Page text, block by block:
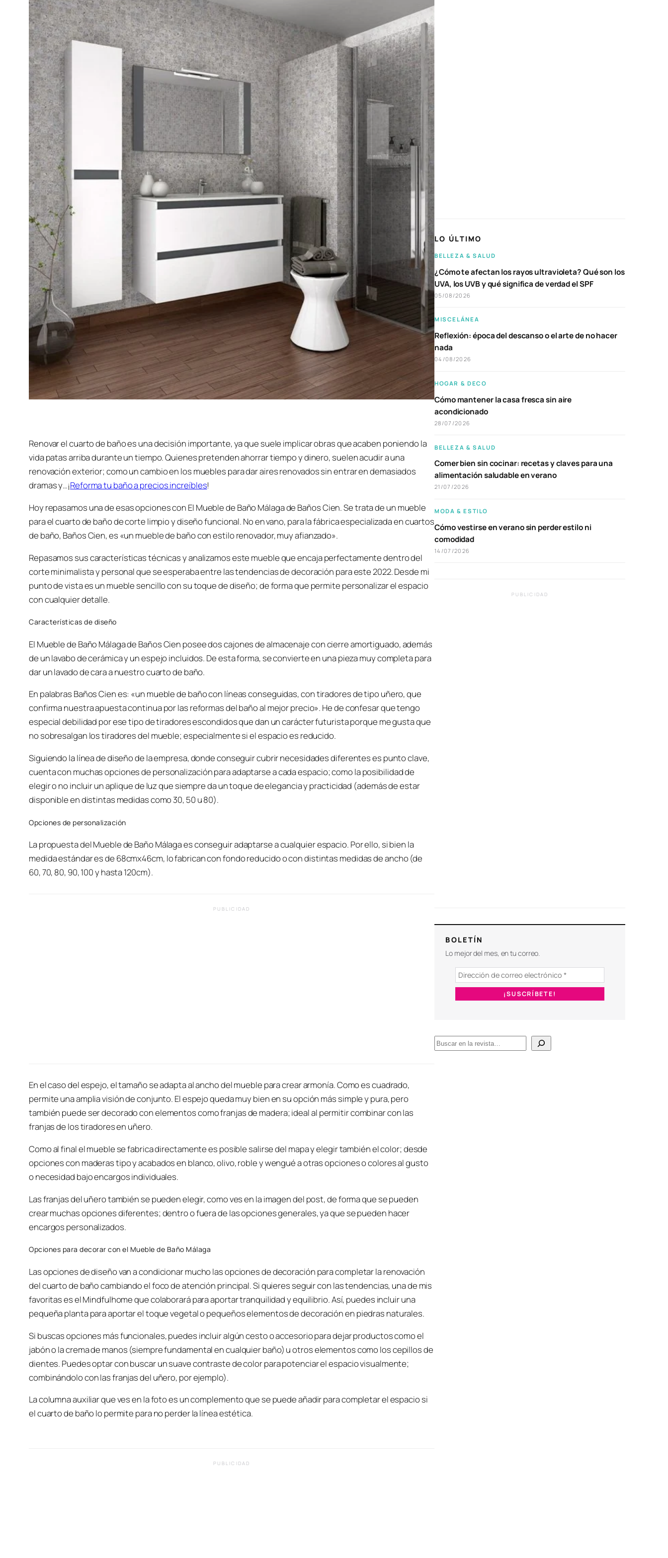
Renovar el cuarto de baño es una decisión importante, ya que suele implicar obras que acaben poniendo la
vida patas arriba durante un tiempo. Quienes pretenden ahorrar tiempo y dinero, suelen acudir a una
renovación exterior; como un cambio en los muebles para dar aires renovados sin entrar en demasiados
dramas y…¡Reforma tu baño a precios increíbles!
Hoy repasamos una de esas opciones con El Mueble de Baño Málaga de Baños Cien. Se trata de un mueble
para el cuarto de baño de corte limpio y diseño funcional. No en vano, para la fábrica especializada en cuartos
de baño, Baños Cien, es «un mueble de baño con estilo renovador, muy afianzado».
Repasamos sus características técnicas y analizamos este mueble que encaja perfectamente dentro del
corte minimalista y personal que se esperaba entre las tendencias de decoración para este 2022. Desde mi
punto de vista es un mueble sencillo con su toque de diseño; de forma que permite personalizar el espacio
con cualquier detalle.
Características de diseño
El Mueble de Baño Málaga de Baños Cien posee dos cajones de almacenaje con cierre amortiguado, además
de un lavabo de cerámica y un espejo incluidos. De esta forma, se convierte en una pieza muy completa para
dar un lavado de cara a nuestro cuarto de baño.
En palabras Baños Cien es: «un mueble de baño con líneas conseguidas, con tiradores de tipo uñero, que
confirma nuestra apuesta continua por las reformas del baño al mejor precio». He de confesar que tengo
especial debilidad por ese tipo de tiradores escondidos que dan un carácter futurista porque me gusta que
no sobresalgan los tiradores del mueble; especialmente si el espacio es reducido.
Siguiendo la línea de diseño de la empresa, donde conseguir cubrir necesidades diferentes es punto clave,
cuenta con muchas opciones de personalización para adaptarse a cada espacio; como la posibilidad de
elegir o no incluir un aplique de luz que siempre da un toque de elegancia y practicidad (además de estar
disponible en distintas medidas como 30, 50 u 80).
Opciones de personalización
La propuesta del Mueble de Baño Málaga es conseguir adaptarse a cualquier espacio. Por ello, si bien la
medida estándar es de 68cmx46cm, lo fabrican con fondo reducido o con distintas medidas de ancho (de
60, 70, 80, 90, 100 y hasta 120cm).
PUBLICIDAD
En el caso del espejo, el tamaño se adapta al ancho del mueble para crear armonía. Como es cuadrado,
permite una amplia visión de conjunto. El espejo queda muy bien en su opción más simple y pura, pero
también puede ser decorado con elementos como franjas de madera; ideal al permitir combinar con las
franjas de los tiradores en uñero.
Como al final el mueble se fabrica directamente es posible salirse del mapa y elegir también el color; desde
opciones con maderas tipo y acabados en blanco, olivo, roble y wengué a otras opciones o colores al gusto
o necesidad bajo encargos individuales.
Las franjas del uñero también se pueden elegir, como ves en la imagen del post, de forma que se pueden
crear muchas opciones diferentes; dentro o fuera de las opciones generales, ya que se pueden hacer
encargos personalizados.
Opciones para decorar con el Mueble de Baño Málaga
Las opciones de diseño van a condicionar mucho las opciones de decoración para completar la renovación
del cuarto de baño cambiando el foco de atención principal. Si quieres seguir con las tendencias, una de mis
favoritas es el Mindfulhome que colaborará para aportar tranquilidad y equilibrio. Así, puedes incluir una
pequeña planta para aportar el toque vegetal o pequeños elementos de decoración en piedras naturales.
Si buscas opciones más funcionales, puedes incluir algún cesto o accesorio para dejar productos como el
jabón o la crema de manos (siempre fundamental en cualquier baño) u otros elementos como los cepillos de
dientes. Puedes optar con buscar un suave contraste de color para potenciar el espacio visualmente;
combinándolo con las franjas del uñero, por ejemplo).
La columna auxiliar que ves en la foto es un complemento que se puede añadir para completar el espacio si
el cuarto de baño lo permite para no perder la línea estética.
PUBLICIDAD
LO ÚLTIMO
BELLEZA & SALUD
¿Cómo te afectan los rayos ultravioleta? Qué son los
UVA, los UVB y qué significa de verdad el SPF
05/08/2026
MISCELÁNEA
Reflexión: época del descanso o el arte de no hacer
nada
04/08/2026
HOGAR & DECO
Cómo mantener la casa fresca sin aire
acondicionado
28/07/2026
BELLEZA & SALUD
Comer bien sin cocinar: recetas y claves para una
alimentación saludable en verano
21/07/2026
MODA & ESTILO
Cómo vestirse en verano sin perder estilo ni
comodidad
14/07/2026
PUBLICIDAD
BOLETÍN
Lo mejor del mes, en tu correo.
B